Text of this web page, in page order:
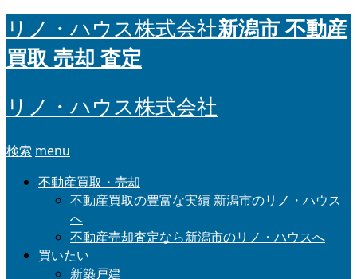
リノ・ハウス株式会社新潟市 不動産
買取 売却 査定
リノ・ハウス株式会社
検索 menu
不動産買取・売却
不動産買取の豊富な実績 新潟市のリノ・ハウス
へ
不動産売却査定なら新潟市のリノ・ハウスへ
買いたい
新築戸建